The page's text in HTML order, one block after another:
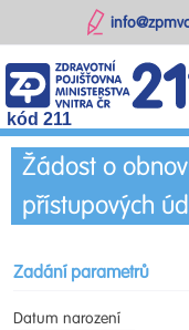
kód 211
Žádost o
přístupových
Zadání parametrů
Datum narození